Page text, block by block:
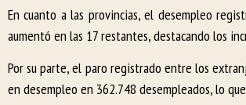
En cuanto a las provincias, el desempleo
aumentó en las 17 restantes, destacando los
Por su parte, el paro registrado entre los
en desempleo en 362.748 desempleados, lo